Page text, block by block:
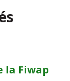
la Fiwap